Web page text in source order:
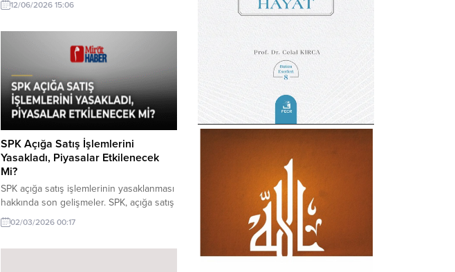
12/06/2026 15:06
SPK Açığa Satış İşlemlerini
Yasakladı, Piyasalar Etkilenecek
Mi?
SPK açığa satış işlemlerinin yasaklanması
hakkında son gelişmeler. SPK, açığa satış
işlemlerini yasakladı. Bu kararın piyasa
üzerindeki etkileri tartışılıyor. Yatırımcılar
02/03/2026 00:17